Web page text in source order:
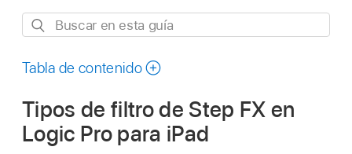
Buscar
esta
Tabla de contenido
Tipos de filtro de Step FX en
Logic Pro para iPad